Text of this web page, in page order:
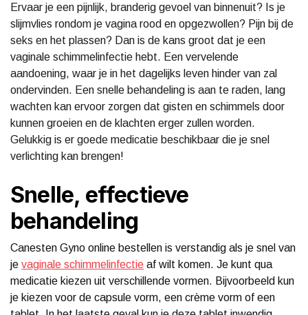
Ervaar je een pijnlijk, branderig gevoel van binnenuit? Is je
slijmvlies rondom je vagina rood en opgezwollen? Pijn bij de
seks en het plassen? Dan is de kans groot dat je een
vaginale schimmelinfectie hebt. Een vervelende
aandoening, waar je in het dagelijks leven hinder van zal
ondervinden. Een snelle behandeling is aan te raden, lang
wachten kan ervoor zorgen dat gisten en schimmels door
kunnen groeien en de klachten erger zullen worden.
Gelukkig is er goede medicatie beschikbaar die je snel
verlichting kan brengen!
Snelle, effectieve
behandeling
Canesten Gyno online bestellen is verstandig als je snel van
je vaginale schimmelinfectie af wilt komen. Je kunt qua
medicatie kiezen uit verschillende vormen. Bijvoorbeeld kun
je kiezen voor de capsule vorm, een crème vorm of een